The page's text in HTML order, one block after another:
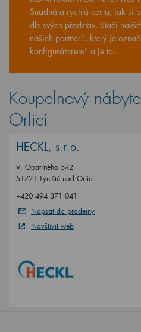
Snadná a rychlá cesta, jak si
dle svých představ. Stačí
našich partnerů, který je
konfigurátorem" a je to.
Koupelnový
Orlicí
HECKL, s.r.o.
V. Opatrného 542
51721 Týniště nad Orlicí
+420 494 371 041
Napsat do prodejny
Navštívit web